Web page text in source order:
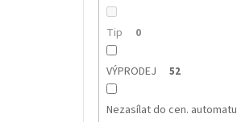
Tip 0
VÝPRODEJ 52
Nezasílat do cen. automatu